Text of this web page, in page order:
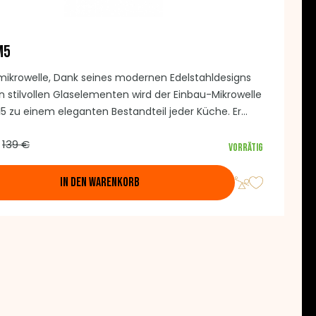
Dank seines modernen Edelstahldesigns
stilvollen Glaselementen wird der Einbau-Mikrowelle
zu einem eleganten Bestandteil jeder Küche. Er
Das Volumen des Ofens beträgt 20 Liter und der
des Drehtellers beträgt 24,5 cm. Weitere
finden Sie in der Beschreibung unten.
139 € Vorrätig
IN DEN WARENKORB